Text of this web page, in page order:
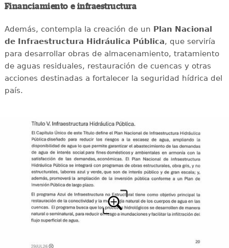
Financiamiento e infraestructura
Además, contempla la creación de un Plan Nacional
de Infraestructura Hidráulica Pública, que serviría
para desarrollar obras de almacenamiento, tratamiento
de aguas residuales, restauración de cuencas y otras
acciones destinadas a fortalecer la seguridad hídrica del
país.